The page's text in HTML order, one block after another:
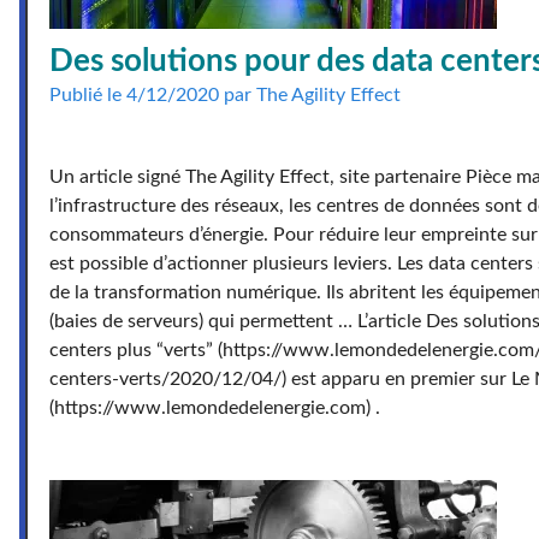
Des solutions pour des data
Publié le 4/12/2020 par The Agility Effect
Un article signé The Agility Effect, site partenaire Pièce
l’infrastructure des réseaux, les centres de données sont
consommateurs d’énergie. Pour réduire leur empreinte
est possible d’actionner plusieurs leviers. Les data
de la transformation numérique. Ils abritent les
(baies de serveurs) qui permettent … L’article Des
centers plus “verts” (https://
centers-verts/2020/12/04/) est apparu en premier sur Le
(https://www.lemondedelenergie.com) .